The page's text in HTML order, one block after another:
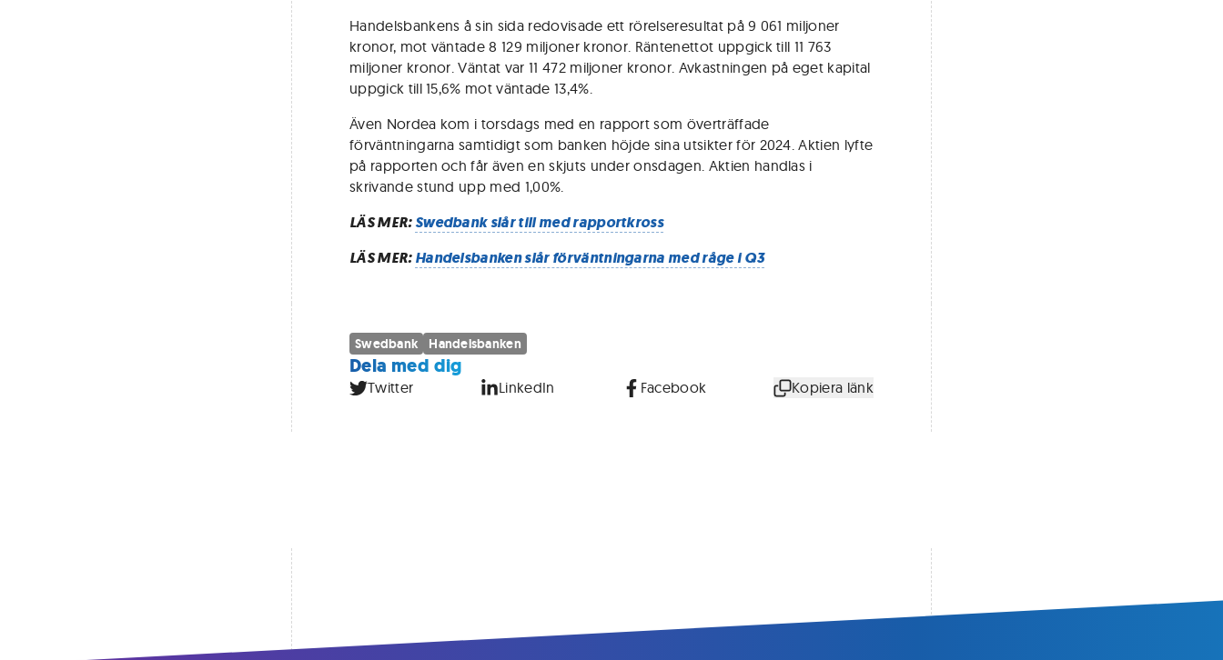
Handelsbankens å sin sida redovisade ett rörelseresultat på 9 061 miljoner
kronor, mot väntade 8 129 miljoner kronor. Räntenettot uppgick till 11 763
miljoner kronor. Väntat var 11 472 miljoner kronor. Avkastningen på eget kapital
uppgick till 15,6% mot väntade 13,4%.
Även Nordea kom i torsdags med en rapport som överträffade
förväntningarna samtidigt som banken höjde sina utsikter för 2024. Aktien lyfte
på rapporten och får även en skjuts under onsdagen. Aktien handlas i
skrivande stund upp med 1,00%.
LÄS MER:Swedbank slår till med rapportkross
LÄS MER:Handelsbanken slår förväntningarna med råge i Q3
Swedbank Handelsbanken
Dela med dig
Twitter LinkedIn Facebook Kopiera länk